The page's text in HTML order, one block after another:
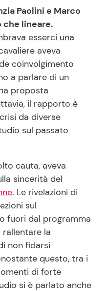
Paolini e Marco
che lineare.
esserci una
aveva
coinvolgimento
a parlare di un
proposta
il rapporto è
da diverse
sul passato
cauta, aveva
sincerità del
. Le rivelazioni di
sul
fuori dal programma
la
non fidarsi
questo, tra i
di forte
si è parlato anche